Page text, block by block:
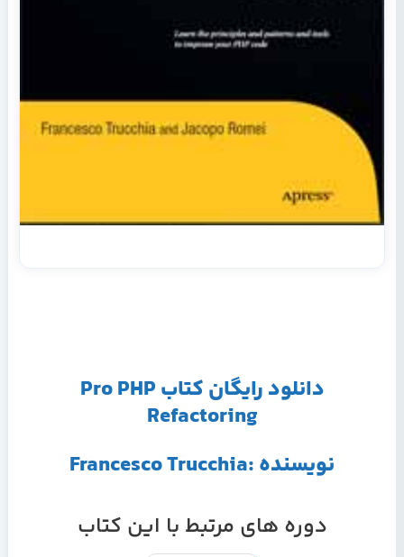
دانلود رایگان کتاب Pro PHP
Refactoring
نویسنده :Francesco Trucchia
دوره های مرتبط با این کتاب